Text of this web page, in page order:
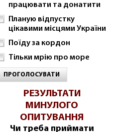
працювати та донатити
Планую відпустку
цікавими місцями України
Поїду за кордон
Тільки мрію про море
ПРОГОЛОСУВАТИ
РЕЗУЛЬТАТИ
МИНУЛОГО
ОПИТУВАННЯ
Чи треба приймати